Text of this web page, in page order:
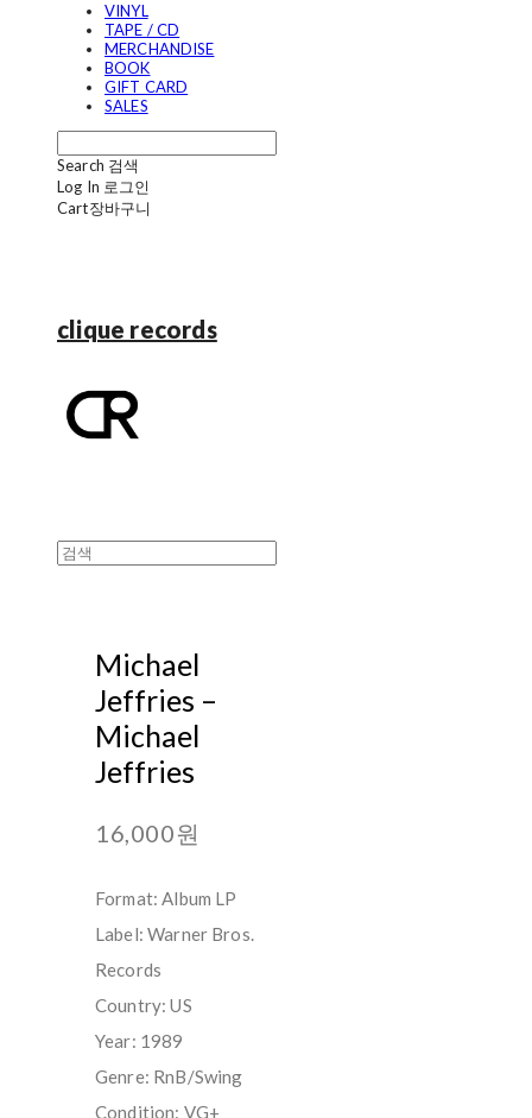
VINYL
TAPE / CD
MERCHANDISE
BOOK
GIFT CARD
SALES
Search 검색
Log In 로그인
Cart장바구니
clique records
Michael
Jeffries –
Michael
Jeffries
16,000원
Format: Album LP
Label: Warner Bros.
Records
Country: US
Year: 1989
Genre: RnB/Swing
Condition: VG+